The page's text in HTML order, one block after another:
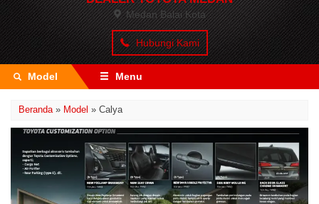
Medan Balai Kota
Hubungi Kami
Model Menu
Beranda» Model » Calya